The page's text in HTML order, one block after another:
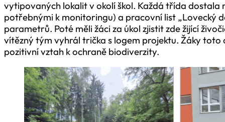
vytipovaných lokalit v okolí škol. Každá třída
potřebnými k monitoringu) a pracovní list „Lovecký
parametrů. Poté měli žáci za úkol zjistit zde žijící
vítězný tým vyhrál trička s logem projektu. Žáky toto
pozitivní vztah k ochraně biodiverzity.